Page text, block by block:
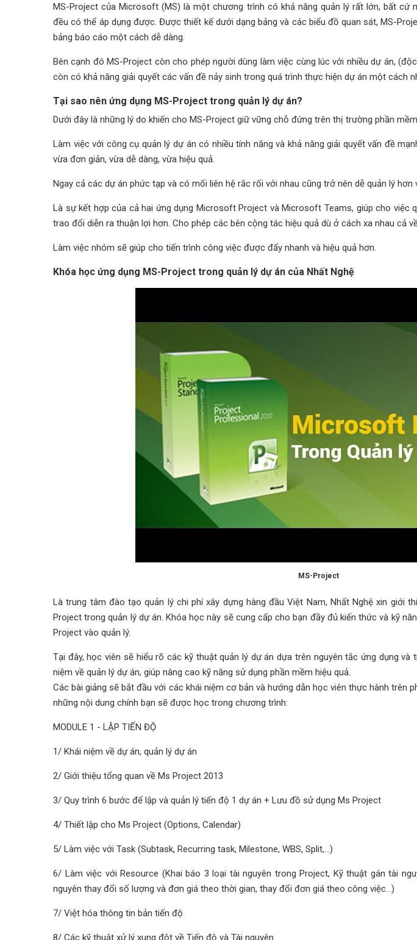
MS-Project của Microsoft (MS) là một chương trình có khả năng quản lý rất lớn, bất cứ
đều có thể áp dụng được. Được thiết kế dưới dạng bảng và các biểu đồ quan sát, MS-
bảng báo cáo một cách dễ dàng.
Bên cạnh đó MS-Project còn cho phép người dùng làm việc cùng lúc với nhiều dự án,
còn có khả năng giải quyết các vấn đề nảy sinh trong quá trình thực hiện dự án một cách
Tại sao nên ứng dụng MS-Project trong quản lý dự án?
Dưới đây là những lý do khiến cho MS-Project giữ vững chỗ đứng trên thị trường phần
Làm việc với công cụ quản lý dự án có nhiều tính năng và khả năng giải quyết vấn đề
vừa đơn giản, vừa dễ dàng, vừa hiệu quả.
Ngay cả các dự án phức tạp và có mối liên hệ rắc rối với nhau cũng trở nên dễ quản lý hơn
Là sự kết hợp của cả hai ứng dụng Microsoft Project và Microsoft Teams, giúp cho việc
trao đổi diễn ra thuận lợi hơn. Cho phép các bên cộng tác hiệu quả dù ở cách xa nhau cả
Làm việc nhóm sẽ giúp cho tiến trình công việc được đẩy nhanh và hiệu quả hơn.
Khóa học ứng dụng MS-Project trong quản lý dự án của Nhất Nghệ
MS-Project
Là trung tâm đào tạo quản lý chi phí xây dựng hàng đầu Việt Nam, Nhất Nghệ xin giới
Project trong quản lý dự án. Khóa học này sẽ cung cấp cho bạn đầy đủ kiến thức và kỹ
Project vào quản lý.
Tại đây, học viên sẽ hiểu rõ các kỹ thuật quản lý dự án dựa trên nguyên tắc ứng dụng và
niệm về quản lý dự án, giúp nâng cao kỹ năng sử dụng phần mềm hiệu quả.
Các bài giảng sẽ bắt đầu với các khái niệm cơ bản và hướng dẫn học viên thực hành trên
những nội dung chính bạn sẽ được học trong chương trình:
MODULE 1 - LẬP TIẾN ĐỘ
1/ Khái niệm về dự án, quản lý dự án
2/ Giới thiệu tổng quan về Ms Project 2013
3/ Quy trình 6 bước để lập và quản lý tiến độ 1 dự án + Lưu đồ sử dụng Ms Project
4/ Thiết lập cho Ms Project (Options, Calendar)
5/ Làm việc với Task (Subtask, Recurring task, Milestone, WBS, Split,...)
6/ Làm việc với Resource (Khai báo 3 loại tài nguyên trong Project, Kỹ thuật gán tài
nguyên thay đổi số lượng và đơn giá theo thời gian, thay đổi đơn giá theo công việc...)
7/ Việt hóa thông tin bản tiến độ
8/ Các kỹ thuật xử lý xung đột về Tiến độ và Tài nguyên